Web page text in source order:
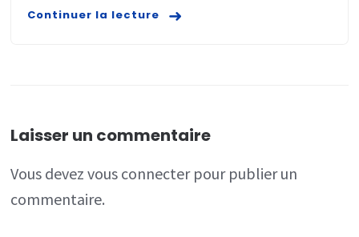
Continuer la lecture
Laisser un commentaire
Vous devezvous connecterpour publier un
commentaire.